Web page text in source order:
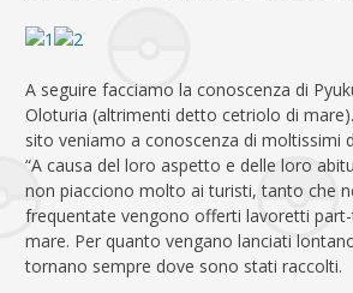
A seguire facciamo la conoscenza di
Oloturia (altrimenti detto cetriolo di
sito veniamo a conoscenza di moltissimi
“A causa del loro aspetto e delle loro
non piacciono molto ai turisti, tanto che
frequentate vengono offerti lavoretti
mare. Per quanto vengano lanciati
tornano sempre dove sono stati raccolti.